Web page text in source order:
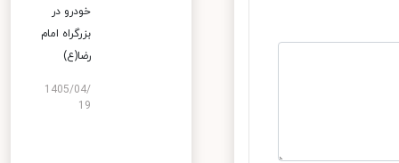
خودرو در
بزرگراه امام
رضا(ع)
1405/04/
19